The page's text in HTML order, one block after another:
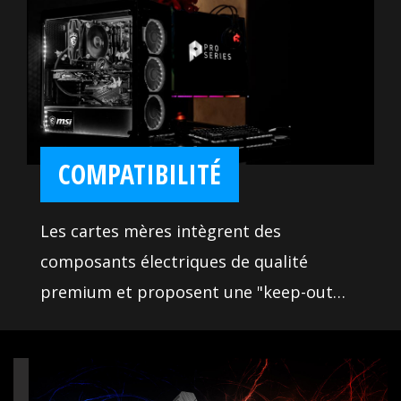
répondre à tous vos besoins. Ces outils
intuitifs vous aident à exploiter tout le
potentiel de votre carte mère et de venir
à bout de tous vos opposants lors de vos
parties. Aussi, nous nous sommes
assurés que notre BIOS offre toutes les
dernières options et soit très simple à
comprendre et utiliser. D'autres
fonctionnalités vous permettront de
personnaliser les réglages du système
COMPATIBILITÉ
Les cartes mères intègrent des
composants électriques de qualité
premium et proposent une "keep-out
des ports SATA et USB intelligemment
placés qui assurent la prise en charge de